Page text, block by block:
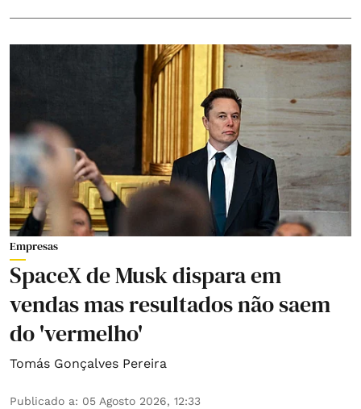
Empresas
SpaceX de Musk dispara em
vendas mas resultados não saem
do 'vermelho'
Tomás Gonçalves Pereira
Publicado a: 05 Agosto 2026, 12:33